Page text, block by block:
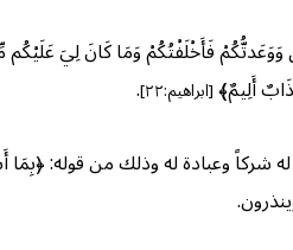
فَأَخْلَفْتُكُمْ وَمَا كَانَ لِيَ
أَلِيمٌ﴾[ابراهيم:٢٢]
.
وعبادة له وذلك من قوله: